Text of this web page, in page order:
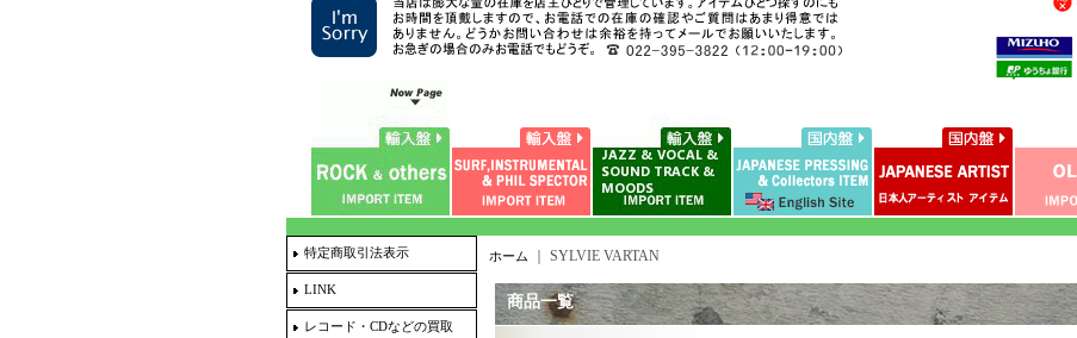
特定商取引法表示
LINK
レコード・CDなどの買取
ホーム SYLVIE VARTAN
商品一覧